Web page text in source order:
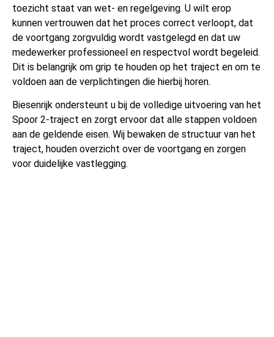
toezicht staat van wet- en regelgeving. U wilt erop
kunnen vertrouwen dat het proces correct verloopt, dat
de voortgang zorgvuldig wordt vastgelegd en dat uw
medewerker professioneel en respectvol wordt begeleid.
Dit is belangrijk om grip te houden op het traject en om te
voldoen aan de verplichtingen die hierbij horen.
Biesenrijk ondersteunt u bij de volledige uitvoering van het
Spoor 2-traject en zorgt ervoor dat alle stappen voldoen
aan de geldende eisen. Wij bewaken de structuur van het
traject, houden overzicht over de voortgang en zorgen
voor duidelijke vastlegging.